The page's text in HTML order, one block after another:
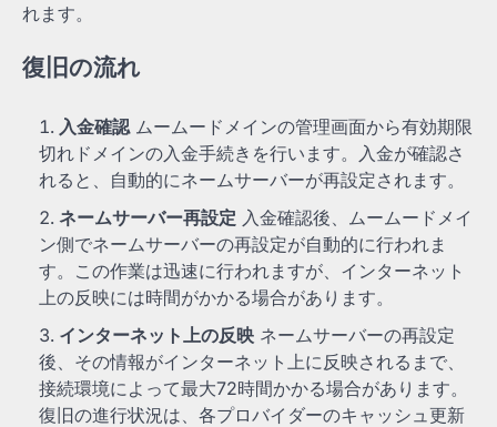
れます。
復旧の流れ
入金確認 ムームードメインの管理画面から有効期限
切れドメインの入金手続きを行います。入金が確認さ
れると、自動的にネームサーバーが再設定されます。
ネームサーバー再設定 入金確認後、ムームードメイ
ン側でネームサーバーの再設定が自動的に行われま
す。この作業は迅速に行われますが、インターネット
上の反映には時間がかかる場合があります。
インターネット上の反映 ネームサーバーの再設定
後、その情報がインターネット上に反映されるまで、
接続環境によって最大72時間かかる場合があります。
復旧の進行状況は、各プロバイダーのキャッシュ更新